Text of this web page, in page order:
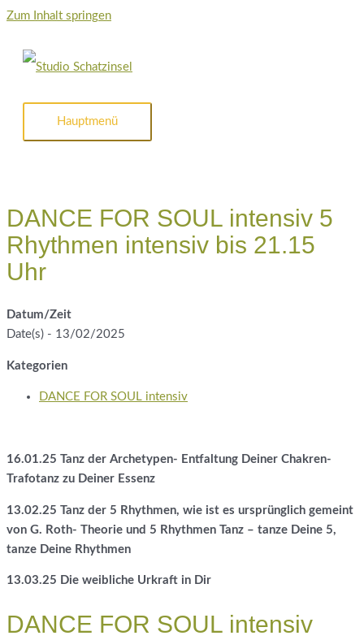
Zum Inhalt springen
Hauptmenü
DANCE FOR SOUL intensiv 5
Rhythmen intensiv bis 21.15
Uhr
Datum/Zeit
Date(s) - 13/02/2025
Kategorien
DANCE FOR SOUL intensiv
16.01.25 Tanz der Archetypen- Entfaltung Deiner Chakren-
Trafotanz zu Deiner Essenz
13.02.25 Tanz der 5 Rhythmen, wie ist es ursprünglich gemeint
von G. Roth- Theorie und 5 Rhythmen Tanz – tanze Deine 5,
tanze Deine Rhythmen
13.03.25 Die weibliche Urkraft in Dir
DANCE FOR SOUL intensiv